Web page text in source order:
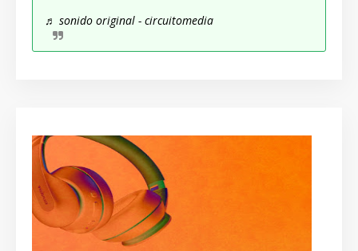
♬ sonido original - circuitomedia